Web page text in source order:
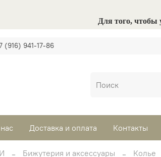
Для того, чтобы
(916) 941-17-86
Доставка и оплата Контакты
Бижутерия и аксессуары Колье